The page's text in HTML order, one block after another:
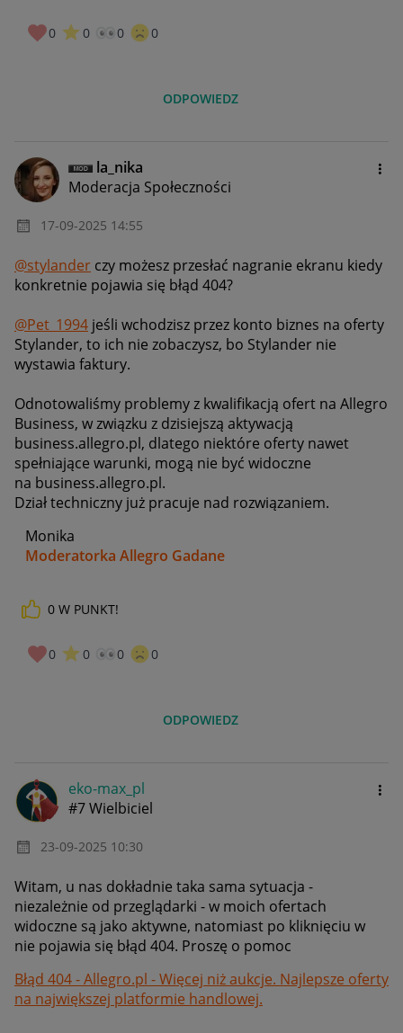
0 0 0 0
ODPOWIEDZ
la_nika
Moderacja Społeczności
‎17-09-2025 14:55
@stylander czy możesz przesłać nagranie ekranu kiedy
konkretnie pojawia się błąd 404?
@Pet_1994 jeśli wchodzisz przez konto biznes na oferty
Stylander, to ich nie zobaczysz, bo Stylander nie
wystawia faktury.
Odnotowaliśmy problemy z kwalifikacją ofert na Allegro
Business, w związku z dzisiejszą aktywacją
business.allegro.pl, dlatego niektóre oferty nawet
spełniające warunki, mogą nie być widoczne
na business.allegro.pl.
Dział techniczny już pracuje nad rozwiązaniem.
Monika
Moderatorka Allegro Gadane
0 W PUNKT!
0 0 0 0
ODPOWIEDZ
eko-max_pl
#7 Wielbiciel
‎23-09-2025 10:30
Witam, u nas dokładnie taka sama sytuacja -
niezależnie od przeglądarki - w moich ofertach
widoczne są jako aktywne, natomiast po kliknięciu w
nie pojawia się błąd 404. Proszę o pomoc
Błąd 404 - Allegro.pl - Więcej niż aukcje. Najlepsze oferty
na największej platformie handlowej.